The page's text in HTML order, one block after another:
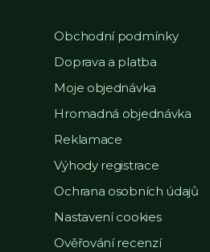
Obchodní podmínky
Doprava a platba
Moje objednávka
Hromadná objednávka
Reklamace
Výhody registrace
Ochrana osobních údajů
Nastavení cookies
Ověřování recenzí